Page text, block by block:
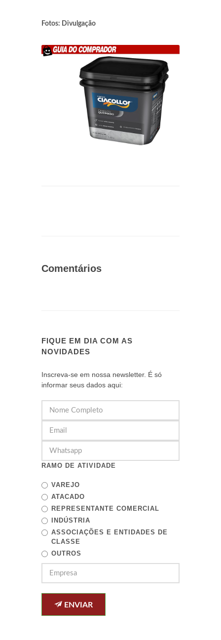
Fotos: Divulgação
Comentários
FIQUE EM DIA COM AS
NOVIDADES
Inscreva-se em nossa newsletter. É só
informar seus dados aqui:
RAMO DE ATIVIDADE
VAREJO
ATACADO
REPRESENTANTE COMERCIAL
INDÚSTRIA
ASSOCIAÇÕES E ENTIDADES DE
CLASSE
OUTROS
ENVIAR